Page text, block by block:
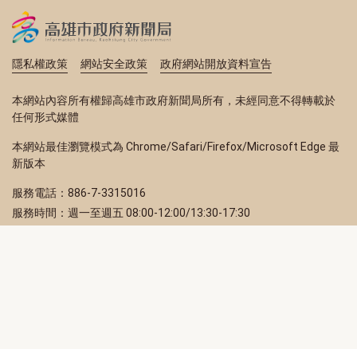
隱私權政策 網站安全政策 政府網站開放資料宣告
本網站內容所有權歸高雄市政府新聞局所有，未經同意不得轉載於
任何形式媒體
本網站最佳瀏覽模式為 Chrome/Safari/Firefox/Microsoft Edge 最
新版本
服務電話：886-7-3315016
服務時間：週一至週五 08:00-12:00/13:30-17:30